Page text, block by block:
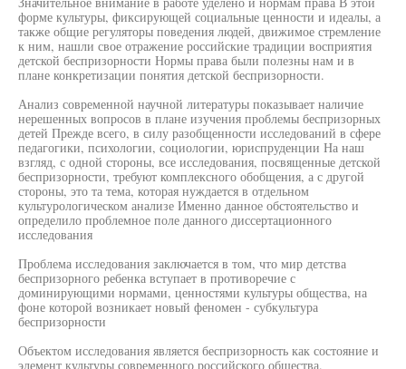
форме культуры, фиксирующей социальные ценности и идеалы, а
также общие регуляторы поведения людей, движимое стремление
к ним, нашли свое отражение российские традиции восприятия
детской беспризорности Нормы права были полезны нам и в
плане конкретизации понятия детской беспризорности.
Анализ современной научной литературы показывает наличие
нерешенных вопросов в плане изучения проблемы беспризорных
детей Прежде всего, в силу разобщенности исследований в сфере
педагогики, психологии, социологии, юриспруденции На наш
взгляд, с одной стороны, все исследования, посвященные детской
беспризорности, требуют комплексного обобщения, а с другой
стороны, это та тема, которая нуждается в отдельном
культурологическом анализе Именно данное обстоятельство и
определило проблемное поле данного диссертационного
исследования
Проблема исследования заключается в том, что мир детства
беспризорного ребенка вступает в противоречие с
доминирующими нормами, ценностями культуры общества, на
фоне которой возникает новый феномен - субкультура
беспризорности
Объектом исследования является беспризорность как состояние и
элемент культуры современного российского общества.